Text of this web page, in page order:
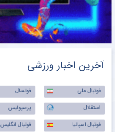
آخرین اخبار ورزشی
فوتبال ملی فوتسال
استقلال
پرسپولیس
فوتبال اسپانیا
فوتبال انگلیس